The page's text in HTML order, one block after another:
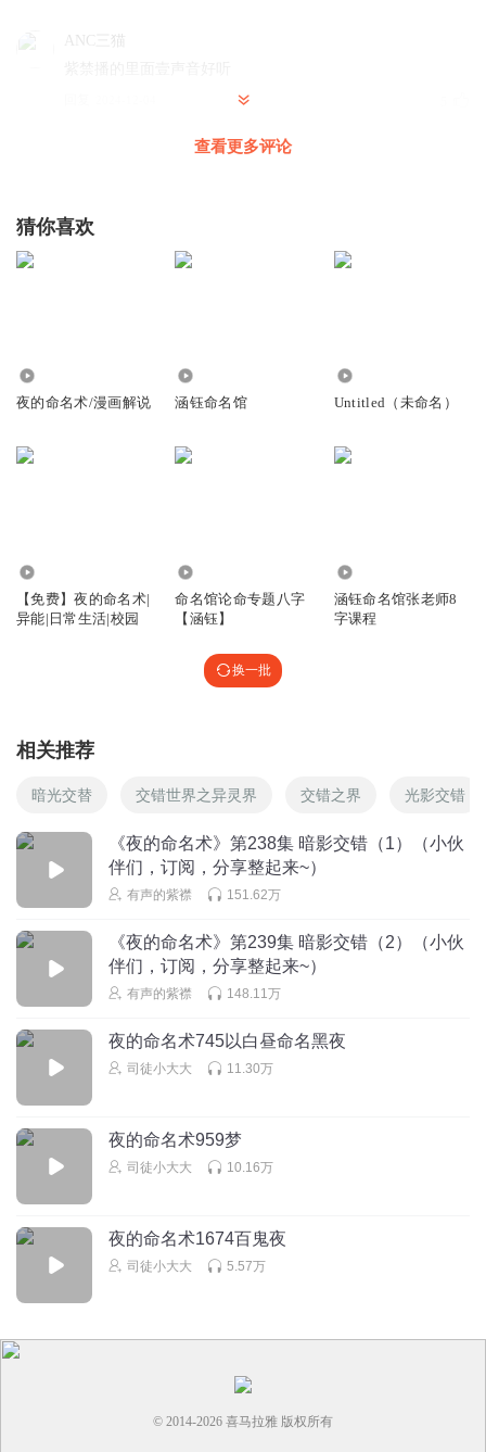
ANC三猫
ANC三猫: 紫禁剧社的演播水平是没问题的，最大的
我不住茅草屋 回复 @芙沫1 你这是大王饶命，不是夜的命名术
诗伴随远方
这个依依牛逼呀
最近几集旁白听着顺畅多了，不像前面经常激动得声调都变
了，要是后面能一直这样就好了
回复 2025-04-10 4
nkfcnswwm1840n6mtaox
庆氏不是因为进城打拳出名才来调查的吗？可是他打拳明明
是化名的呀？如果说因为名字相同查一下也说的过去，可庆
2025-03-19
静心安影
首先给主播一个大大的赞～其次各位声优音质也都很符合人
物性格～不错不错～
尉迟恭单骑救主
为什么人工智能的声音是男生？我感觉不是女生吗？
回复
凭栏听书___
查看更多评论
猜你喜欢
夜的命名术/漫画解说 涵钰命名馆 Untitled（未命名）
【免费】夜的命名术|
异能|日常生活|校园
命名馆论命专题八字
【涵钰】
涵钰命名馆张老师8
字课程
换一批
相关推荐
暗光交替 交错世界之异灵界 交错之界 光影交错
《夜的命名术》第238集 暗影交错（1）（小伙
伴们，订阅，分享整起来~）
有声的紫襟 151.62万
《夜的命名术》第239集 暗影交错（2）（小伙
伴们，订阅，分享整起来~）
有声的紫襟 148.11万
夜的命名术745以白昼命名黑夜
司徒小大大 11.30万
夜的命名术959梦
司徒小大大 10.16万
夜的命名术1674百鬼夜
司徒小大大 5.57万
© 2014-2026 喜马拉雅 版权所有